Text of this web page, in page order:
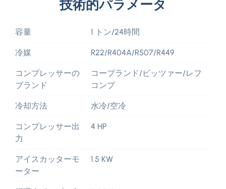
技術的パラメータ
容量 1 トン/24時間
冷媒 R22/R404A/R507/R449
コンプレッサーの
ブランド
コープランド/ビッツァー/レフ
コンプ
冷却方法 水冷/空冷
コンプレッサー出
力
4 HP
アイスカッターモ
ーター
1.5 KW